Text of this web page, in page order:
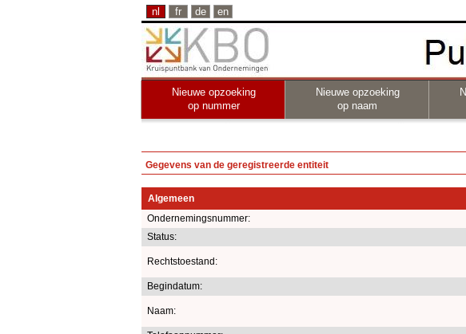
nl fr de en
Nieuwe opzoeking
op nummer
Nieuwe opzoeking
op naam
Gegevens van de geregistreerde entiteit
Algemeen
Ondernemingsnummer:
Status:
Rechtstoestand:
Begindatum:
Naam: